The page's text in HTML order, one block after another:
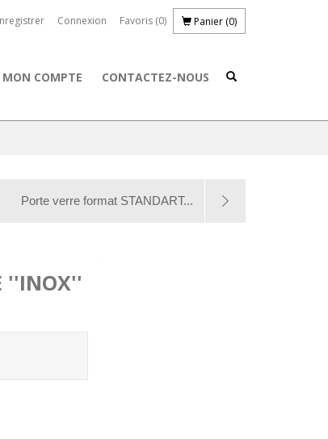
Connexion Favoris (0) Panier (0)
MON COMPTE CONTACTEZ-NOUS
Porte verre format STANDART...
''INOX''